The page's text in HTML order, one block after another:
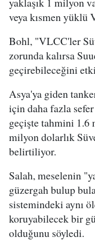
veya kısmen yüklü
Bohl, "VLCC'ler
zorunda kalırsa
geçirebileceğini
Asya'ya giden
için daha fazla
geçişte tahmini 1.6
milyon dolarlık
belirtiliyor.
Salah, meselenin
güzergah bulup
sistemindeki aynı
koruyabilecek bir
olduğunu söyledi.